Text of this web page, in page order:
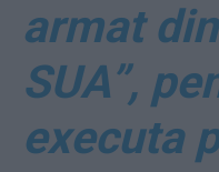
armat
SUA”,
executa